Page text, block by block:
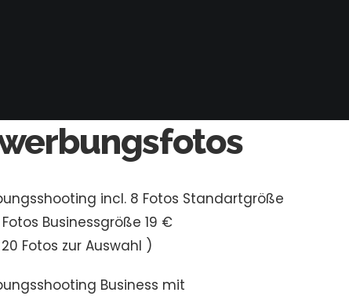
incl. 8 Fotos Standartgröße
Businessgröße 19 €
Fotos zur Auswahl )
Business mit